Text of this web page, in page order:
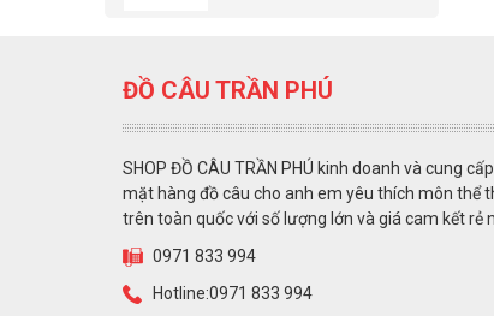
ĐỒ CÂU TRẦN PHÚ
SHOP ĐỒ CÂU TRẦN PHÚ kinh doanh và cung
mặt hàng đồ câu cho anh em yêu thích môn thể
trên toàn quốc với số lượng lớn và giá cam kết rẻ
0971 833 994
Hotline:0971 833 994